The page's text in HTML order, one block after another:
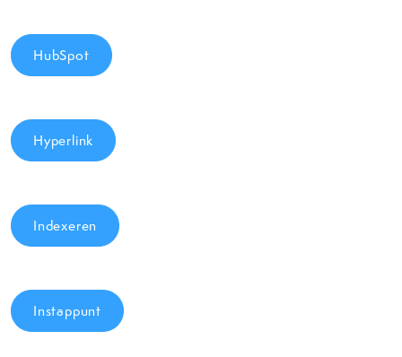
HubSpot
Hyperlink
Indexeren
Instappunt